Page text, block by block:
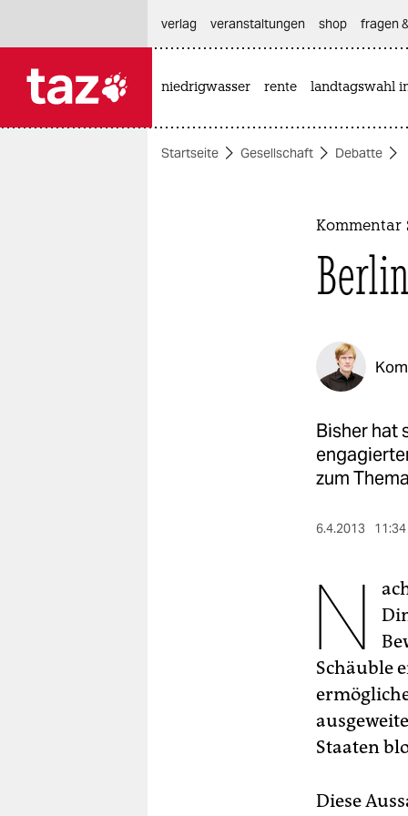
themen
verlag
veranstaltungen shop fragen
niedrigwasser rente landtagswahl
Startseite Gesellschaft Debatte
Kommentar
Bisher hat
zum
6.4.2013
N
Schäuble
Staaten
Diese